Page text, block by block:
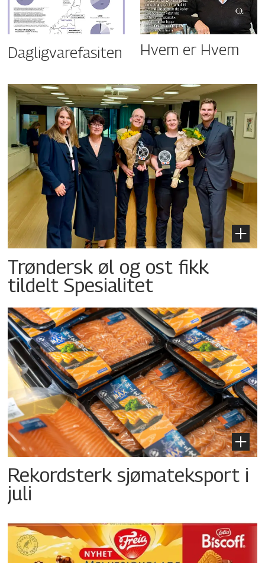
Dagligvarefasiten Hvem er Hvem
Trøndersk øl og ost fikk
tildelt Spesialitet
Rekordsterk sjømateksport i
juli